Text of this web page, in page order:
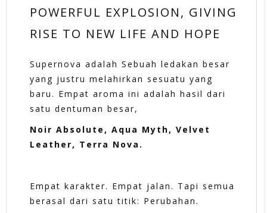
POWERFUL EXPLOSION, GIVING
RISE TO NEW LIFE AND HOPE
Supernova adalah Sebuah ledakan besar
yang justru melahirkan sesuatu yang
baru. Empat aroma ini adalah hasil dari
satu dentuman besar,
Noir Absolute, Aqua Myth, Velvet
Leather, Terra Nova.
Empat karakter. Empat jalan. Tapi semua
berasal dari satu titik: Perubahan.